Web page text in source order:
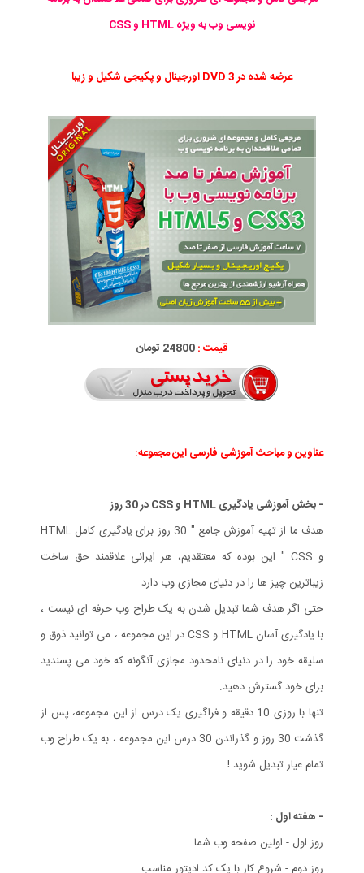
نویسی وب به ویژه HTML و CSS
عرضه شده در 3 DVD اورجینال و پکیجی شکیل و زیبا
قیمت :24800 تومان
عناوین و مباحث آموزشی فارسی این مجموعه:
- بخش آموزشی یادگیری HTML و CSS در 30 روز
هدف ما از تهیه آموزش جامع " 30 روز برای یادگیری کامل HTML
و CSS " این بوده که معتقدیم، هر ایرانی علاقمند حق ساخت
زیباترین چیز ها را در دنیای مجازی وب دارد.
حتی اگر هدف شما تبدیل شدن به یک طراح وب حرفه ای نیست ،
با یادگیری آسان HTML و CSS در این مجموعه ، می توانید ذوق و
سلیقه خود را در دنیای نامحدود مجازی آنگونه که خود می پسندید
برای خود گسترش دهید.
تنها با روزی 10 دقیقه و فراگیری یک درس از این مجموعه، پس از
گذشت 30 روز و گذراندن 30 درس این مجموعه ، به یک طراح وب
تمام عیار تبدیل شوید !
- هفته اول :
روز اول - اولین صفحه وب شما
روز دوم - شروع کار با یک کد ادیتور مناسب